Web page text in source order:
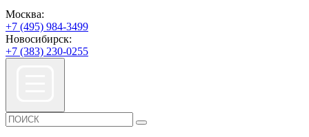
Москва:
+7 (495) 984-3499
Новосибирск:
+7 (383) 230-0255